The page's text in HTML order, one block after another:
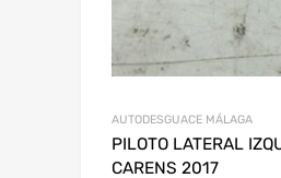
AUTODESGUACE MÁLAGA
PILOTO LATERAL
CARENS 2017